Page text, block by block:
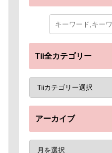
Tii全カテゴリー
アーカイブ